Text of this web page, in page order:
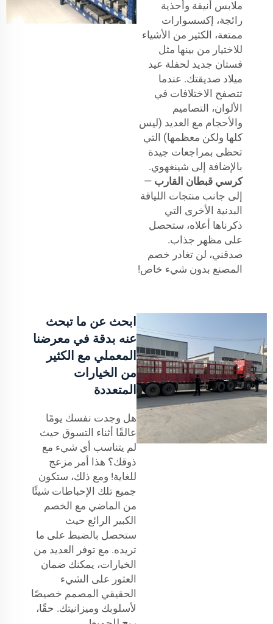
ملابس أنيقة وأحذية
رائجة، إكسسوارات
ممتعة، الكثير من الأشياء
للاختيار من بينها مثل
فستان جديد لحفلة عيد
ميلاد صديقتك. عندما
تتصفح الاختلافات في
الألوان، التصاميم
والأحجام مع العديد (ليس
كلها ولكن معظمها) التي
تحظى بمراجعات جيدة
بالإضافة إلى شينغهوي.
كرسي قبطان القارب —
إلى جانب منتجات اللياقة
البدنية الأخرى التي
ذكرناها أعلاه، ستحصل
على مظهر جذاب.
صدقني، لن تغادر خصم
المصنع بدون شيء خاص!
ابحث عن ما تبحث
عنه بدقة في معرضنا
المعملي مع الكثير
من الخيارات
المتعددة
هل وجدت نفسك يومًا
عالقًا أثناء التسوق حيث
لم يتناسب أي شيء مع
ذوقك؟ هذا أمر مزعج
للغاية! ومع ذلك، ستكون
جميع تلك الإحباطات شيئًا
من الماضي مع الخصم
الكبير الرائع حيث
ستحصل بالضبط على ما
تريده. مع توفر العديد من
الخيارات، يمكنك ضمان
العثور على الشيء
الحقيقي المصمم خصيصًا
لأسلوبك وميزانيتك. حقًا،